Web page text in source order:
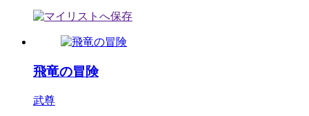
飛竜の冒険
武尊